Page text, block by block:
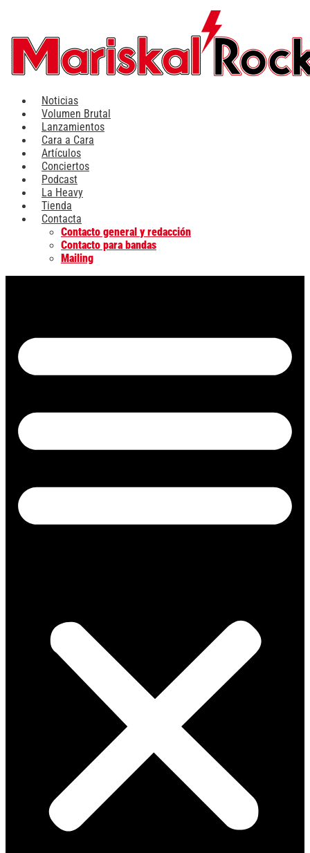
contenido
Noticias
Volumen Brutal
Lanzamientos
Cara a Cara
Artículos
Conciertos
Podcast
La Heavy
Tienda
Contacta
Contacto general y redacción
Contacto para bandas
Mailing